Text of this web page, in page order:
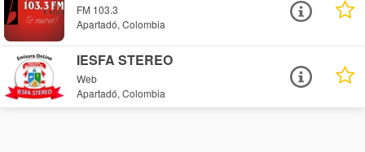
FM 103.3
Apartadó, Colombia
IESFA STEREO
Web
Apartadó, Colombia